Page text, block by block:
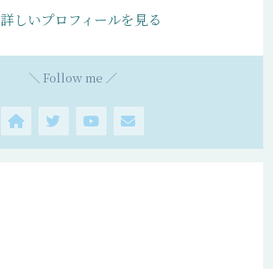
詳しいプロフィールを見る
＼ Follow me ／